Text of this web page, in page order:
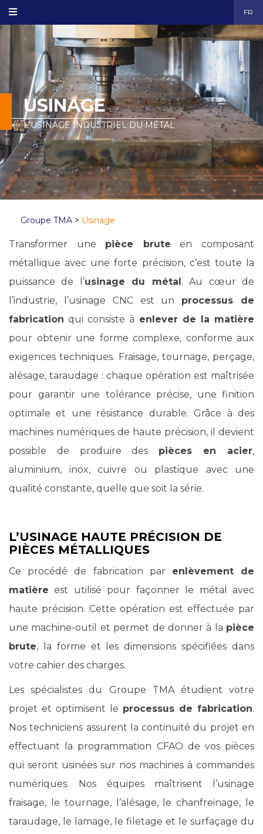
FR
USINAGE
L'USINAGE INDUSTRIEL DU MÉTAL
Groupe TMA > Usinage
Transformer une pièce brute en composant
métallique avec une forte précision, c’est toute la
puissance de l’usinage du métal. Au cœur de
l’industrie, l’usinage CNC est un processus de
fabrication qui consiste à enlever de la matière
pour obtenir une forme complexe, conforme aux
exigences techniques. Fraisage, tournage, perçage,
alésage, taraudage : chaque opération est maîtrisée
pour garantir une tolérance précise, une finition
optimale et une résistance durable. Grâce à des
machines numériques de haute précision, il devient
possible de produire des pièces en acier,
aluminium, inox, cuivre ou plastique avec une
qualité constante, quelle que soit la série.
L’USINAGE HAUTE PRÉCISION DE
PIÈCES MÉTALLIQUES
Ce procédé de fabrication par enlèvement de
matière est utilisé pour façonner le métal avec
haute précision. Cette opération est effectuée par
une machine-outil et permet de donner à la pièce
brute, la forme et les dimensions spécifiées dans
votre cahier des charges.
Les spécialistes du Groupe TMA étudient votre
projet et optimisent le processus de fabrication.
Nos techniciens assurent la continuité du projet en
effectuant la programmation CFAO de vos pièces
qui seront usinées sur nos machines à commandes
numériques. Nos équipes maîtrisent l’usinage
fraisage, le tournage, l’alésage, le chanfreinage, le
taraudage, le lamage, le filetage et le surfaçage du